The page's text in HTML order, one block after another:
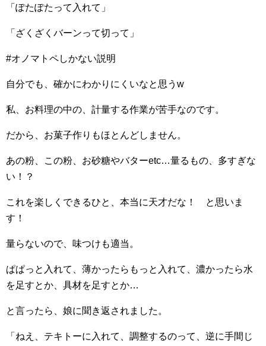
「ぽたぽたって入れて」
「ざくざくバーンって切って」
#オノマトペしかない説明
自分でも、確かにわかりにくいなと思うw
私、お料理の中の、計量する作業が苦手なのです。
だから、お菓子作りもほとんどしません。
あの粉、この粉、お砂糖やバターetc…量るもの、多すぎな
い！？
これを楽しくできるひと、本当に天才だな！ と思いま
す！
量らないので、味つけも適当。
ぱぱっと入れて、薄かったらもっと入れて、濃かったら水
を足すとか、具材を足すとか…
と言ったら、娘に聞き返されました。
「ねえ、テキトーに入れて、調整するのって、逆に手間じ